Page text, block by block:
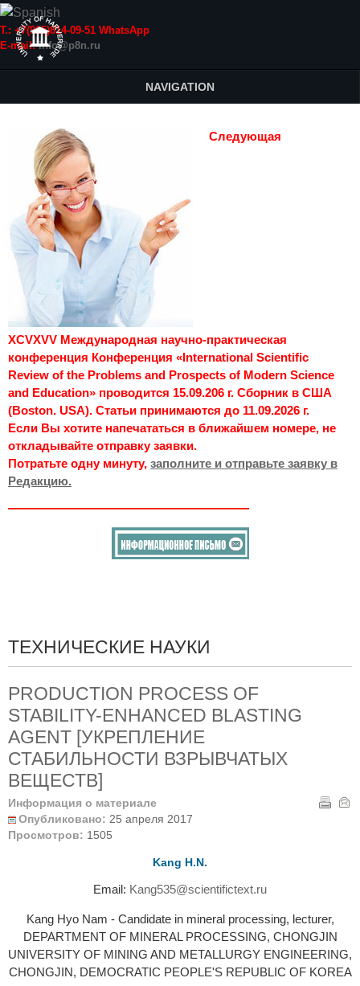
Т.: +7(915)814-09-51 WhatsApp
E-mail:info@p8n.ru
NAVIGATION
Следующая
XCVXVV Международная научно-практическая
конференция Конференция «International Scientific
Review of the Problems and Prospects of Modern Science
and Education» проводится 15.09.206 г. Сборник в США
(Boston. USA). Статьи принимаются до 11.09.2026 г.
Если Вы хотите напечататься в ближайшем номере, не
откладывайте отправку заявки.
Потратьте одну минуту, заполните и отправьте заявку в
Редакцию.
ТЕХНИЧЕСКИЕ НАУКИ
PRODUCTION PROCESS OF
STABILITY-ENHANCED BLASTING
AGENT [УКРЕПЛЕНИЕ
СТАБИЛЬНОСТИ ВЗРЫВЧАТЫХ
ВЕЩЕСТВ]
Информация о материале
Опубликовано: 25 апреля 2017
Просмотров: 1505
Kang H.N.
Email: Kang535@scientifictext.ru
Kang Hyo Nam - Candidate in mineral processing, lecturer,
DEPARTMENT OF MINERAL PROCESSING, CHONGJIN
UNIVERSITY OF MINING AND METALLURGY ENGINEERING,
CHONGJIN, DEMOCRATIC PEOPLE'S REPUBLIC OF KOREA